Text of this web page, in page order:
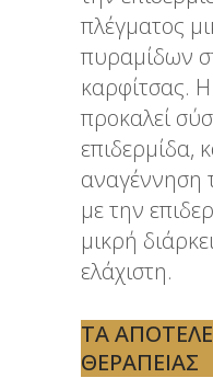
πλέγματος
πυραμίδων
καρφίτσας.
προκαλεί
επιδερμίδα,
αναγέννηση
με την
μικρή
ελάχιστη.
ΤΑ
ΘΕΡΑΠΕΊΑΣ